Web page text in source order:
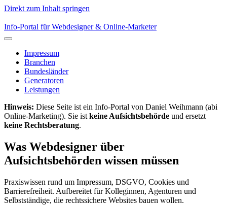
Direkt zum Inhalt springen
Info-Portal für Webdesigner & Online-Marketer
Impressum
Branchen
Bundesländer
Generatoren
Leistungen
Hinweis: Diese Seite ist ein Info-Portal von Daniel Weihmann (abi
Online-Marketing). Sie ist keine Aufsichtsbehörde und ersetzt
keine Rechtsberatung.
Was Webdesigner über
Aufsichtsbehörden wissen müssen
Praxiswissen rund um Impressum, DSGVO, Cookies und
Barrierefreiheit. Aufbereitet für Kolleginnen, Agenturen und
Selbstständige, die rechtssichere Websites bauen wollen.